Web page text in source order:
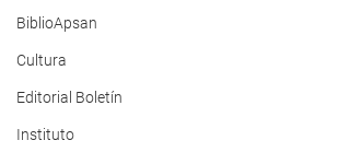
BiblioApsan
Cultura
Editorial Boletín
Instituto